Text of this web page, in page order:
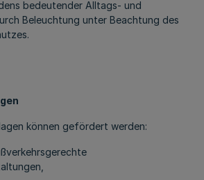
bedeutender Alltags- und
Beleuchtung unter Beachtung des
können gefördert werden: